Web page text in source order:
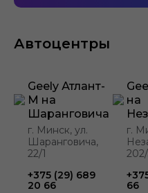
Автоцентры
Geely Атлант-
М на
Шаранговича
г. Минск, ул.
Шаранговича,
22/1
+375 (29) 689
20 66
на
г.
66